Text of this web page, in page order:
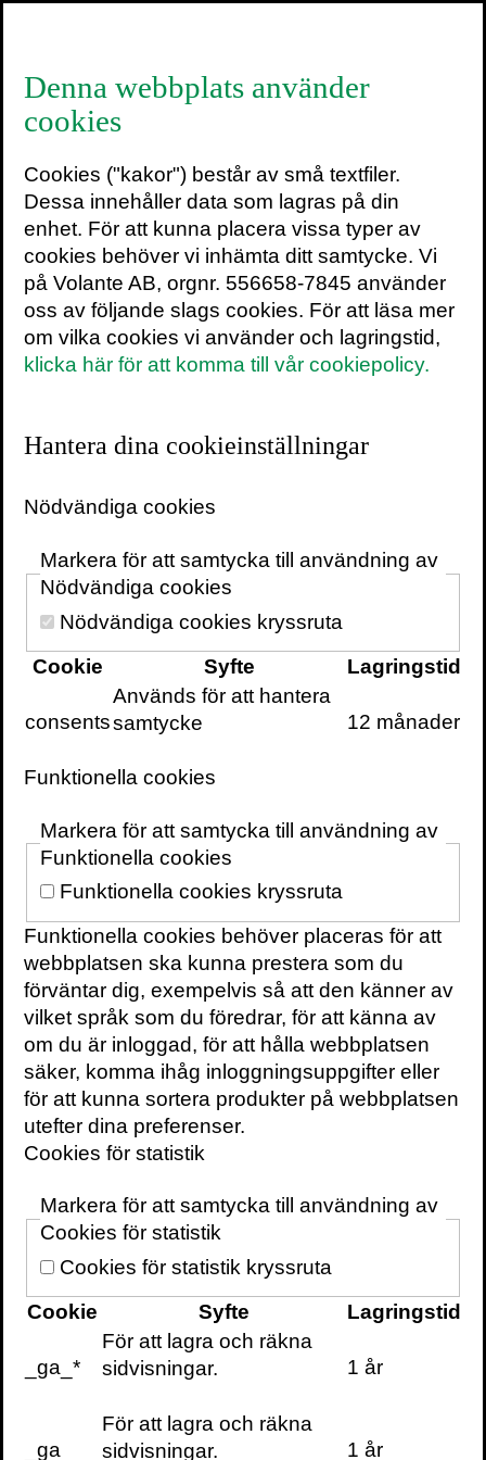
2015 – robotarnas,
politikens, passionens
och nördens år
5 januari 2016
Volantes ambition har sedan starten varit
att göra världen lite klokare och roligare.
upplysa med utgångspunkt i berättelsen,
pärmar, på en scen eller i det offentliga
Låt oss blicka tillbaka mot 2015, innan vi
återkommer och berättar mer om 2016.
För fem år sedan gav vi ut två böcker på ett
år – i år har vi gett ut tjugo. Bilden ovan är
från ettreportage som branschtidningen
ingenting alls om hur pass mycket klokare
eller roligare världen har blivit. Det blir inte
minst uppenbart om man ser till de
”robotförlag” som för ett par år sedan började
paketera wikipediaartiklar och sälja dem i
bokformat. En bok är förvisso alltid en bok,
men förlaget har såhär en bit in på det nya
millenniet en långt större roll att spela än att
bara paketera redan tillgänglig information.
Den måttstock som faktiskt säger någonting
handlar om hur pass relevant man är – ger vi
ut böcker som människor vill läsa och
eller arga, oroade eller hoppfulla, förbryllade
eller spiksäkra på sin sak? Att vara relevant
är att nå ut.
För att vara relevant måste man följa sin tid.
Som förlag blir uppgiften än mer delikat av
det faktum att det ofta tar ett år eller två att
man också göra sitt bästa för att vara
relevant inte bara i nuet, utan också i
Denna webbplats använder
cookies
Cookies ("kakor") består av små textfiler.
Dessa innehåller data som lagras på din
enhet. För att kunna placera vissa typer av
cookies behöver vi inhämta ditt samtycke. Vi
på Volante AB, orgnr. 556658-7845 använder
oss av följande slags cookies. För att läsa mer
om vilka cookies vi använder och lagringstid,
klicka här för att komma till vår cookiepolicy.
Hantera dina cookieinställningar
Nödvändiga cookies
Markera för att samtycka till användning av
Nödvändiga cookies
Nödvändiga cookies kryssruta
Cookie
Syfte Lagringstid
consents
Används för att hantera
samtycke
12 månader
Funktionella cookies
Markera för att samtycka till användning av
Funktionella cookies
Funktionella cookies kryssruta
Funktionella cookies behöver placeras för att
webbplatsen ska kunna prestera som du
förväntar dig, exempelvis så att den känner av
vilket språk som du föredrar, för att känna av
om du är inloggad, för att hålla webbplatsen
säker, komma ihåg inloggningsuppgifter eller
för att kunna sortera produkter på webbplatsen
utefter dina preferenser.
Cookies för statistik
Markera för att samtycka till användning av
Cookies för statistik
Cookies för statistik kryssruta
Cookie
Syfte Lagringstid
_ga_*
För att lagra och räkna
sidvisningar.
1 år
_ga
För att lagra och räkna
sidvisningar.
1 år